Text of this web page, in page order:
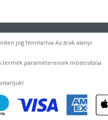
jog fenntartva Az árak alanyi
termék paramétereinek módosítása